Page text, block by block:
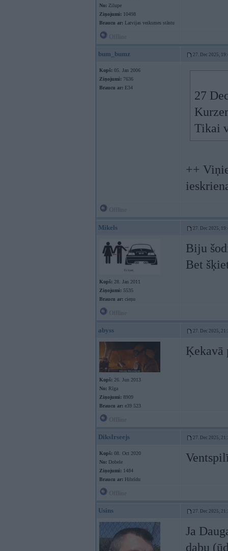
No: Zilupe
Ziņojumi: 10498
Braucu ar: Latvijas veiksmes stāstu
bum_bumz 27. Dec 2025,
Kopš: 05. Jan 2006
Ziņojumi: 7636
Braucu ar: E34
27
Tikai
++
Mikels 27. Dec 2025,
Kopš: 28. Jan 2011
Ziņojumi: 5535
Braucu ar: cieņu
Biju
Bet
abyss 27. Dec 2025,
Kopš: 26. Jun 2013
No: Rīga
Ziņojumi: 8909
Braucu ar: e39 523
Ķekavā
DiksIrseejs 27. Dec 2025,
Kopš: 08. Oct 2020
No: Dobele
Ziņojumi: 1484
Braucu ar: Hibrīdu
Usins 27. Dec 2025,
Ja
dabu